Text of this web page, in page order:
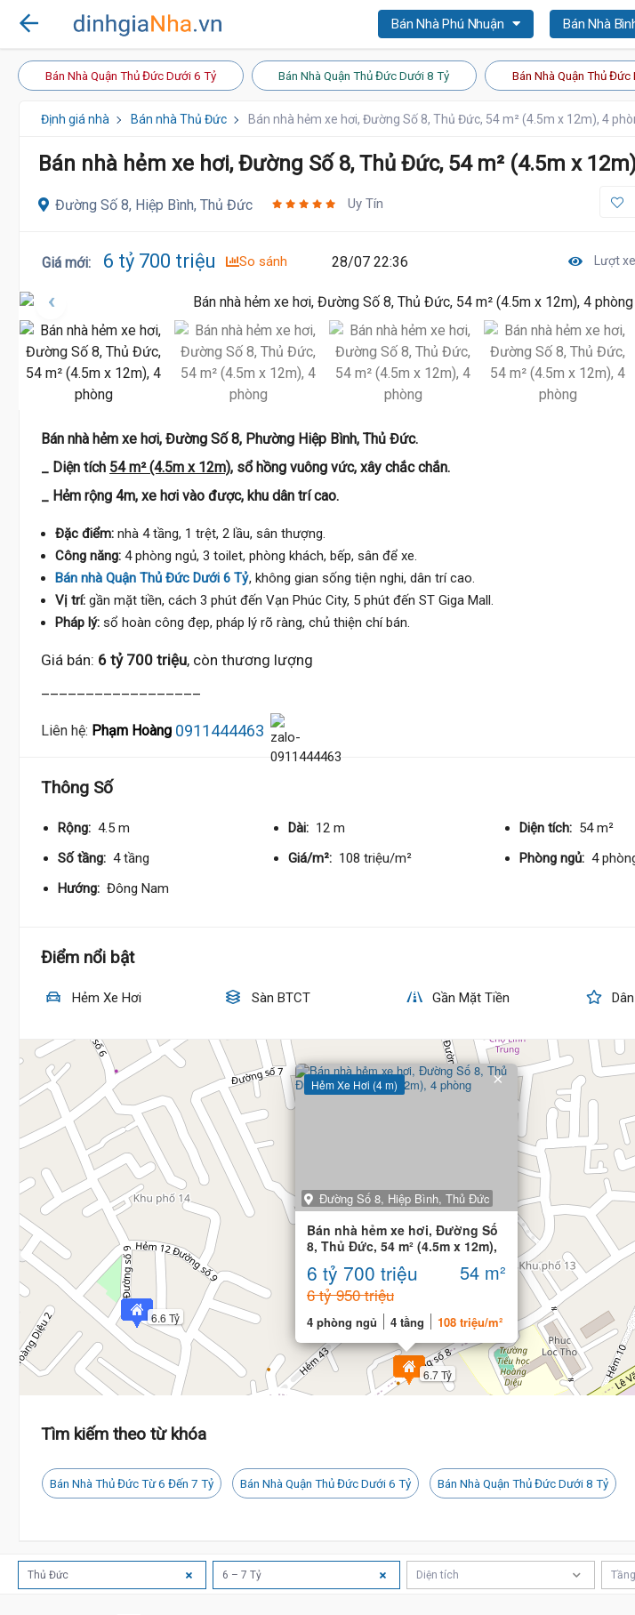
Bán Nhà Phú Nhuận Bán Nhà
Bán Nhà Quận Thủ Đức Dưới 6 Tỷ Bán Nhà Quận Thủ Đức Dưới 8 Tỷ Bán Nhà Quận Thủ Đức
Định giá nhà Bán nhà Thủ Đức Bán nhà hẻm xe hơi, Đường Số 8, Thủ Đức, 54 m² (4.5m x 12m), 4
Bán nhà hẻm xe hơi, Đường Số 8, Thủ Đức, 54 m² (4.5m x
Đường Số 8, Hiệp Bình, Thủ Đức Uy Tín
Giá mới: 6 tỷ 700 triệu So sánh 28/07 22:36 Lượt
Bán nhà hẻm xe hơi, Đường Số 8, Phường Hiệp Bình, Thủ Đức.
_ Diện tích 54 m² (4.5m x 12m), sổ hồng vuông vức, xây chắc chắn.
_ Hẻm rộng 4m, xe hơi vào được, khu dân trí cao.
Đặc điểm: nhà 4 tầng, 1 trệt, 2 lầu, sân thượng.
Công năng: 4 phòng ngủ, 3 toilet, phòng khách, bếp, sân để xe.
Bán nhà Quận Thủ Đức Dưới 6 Tỷ, không gian sống tiện nghi, dân trí cao.
Vị trí: gần mặt tiền, cách 3 phút đến Vạn Phúc City, 5 phút đến ST Giga Mall.
Pháp lý: sổ hoàn công đẹp, pháp lý rõ ràng, chủ thiện chí bán.
Giá bán: 6 tỷ 700 triệu, còn thương lượng
Liên hệ: Phạm Hoàng 0911444463
Thông Số
Rộng: 4.5 m Dài: 12 m Diện tích: 54 m²
Số tầng: 4 tầng Giá/m²: 108 triệu/m² Phòng ngủ: 4
Hướng: Đông Nam
Điểm nổi bật
Hẻm Xe Hơi Sàn BTCT Gần Mặt Tiền
6.7 Tỷ
6.6 Tỷ
Hẻm Xe Hơi (4 m)
Đường Số 8, Hiệp Bình, Thủ Đức
Bán nhà hẻm xe hơi, Đường Số
8, Thủ Đức, 54 m² (4.5m x 12m),
4 phòng
6 tỷ 700 triệu 54 m²
6 tỷ 950 triệu
4 phòng ngủ 4 tầng 108 triệu/m²
×
Tìm kiếm theo từ khóa
Bán Nhà Thủ Đức Từ 6 Đến 7 Tỷ Bán Nhà Quận Thủ Đức Dưới 6 Tỷ Bán Nhà Quận Thủ Đức Dưới 8 Tỷ
5 tỷ 300 triệu
8 tỷ 100 triệu
8 tỷ 200 triệu
4
Thủ Đức 6 – 7 Tỷ Diện tích